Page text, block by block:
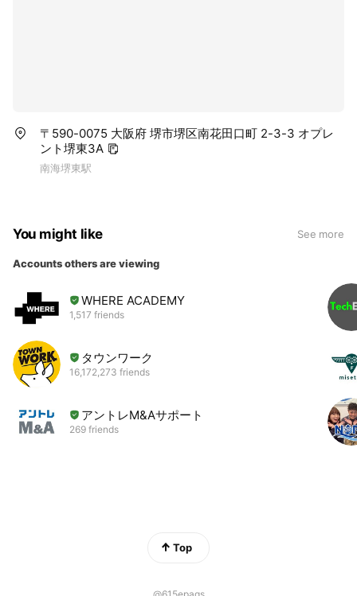
〒590-0075 大阪府 堺市堺区南花田口町 2-3-3 オプレ
ント堺東3A
南海堺東駅
You might like See more
Accounts others are viewing
WHERE ACADEMY
1,517 friends
タウンワーク
16,172,273 friends
アントレM&Aサポート
269 friends
Top